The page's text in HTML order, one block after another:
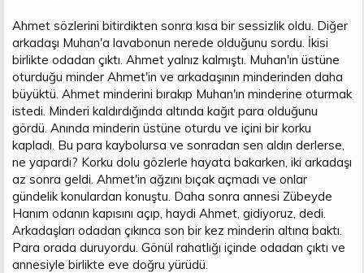
Ahmet sözlerini bitirdikten sonra kısa bir sessizlik oldu. Diğer
arkadaşı Muhan'a lavabonun nerede olduğunu sordu. İkisi
birlikte odadan çıktı. Ahmet yalnız kalmıştı. Muhan'ın üstüne
oturduğu minder Ahmet'in ve arkadaşının minderinden daha
büyüktü. Ahmet minderini bırakıp Muhan'ın minderine oturmak
istedi. Minderi kaldırdığında altında kağıt para olduğunu
gördü. Anında minderin üstüne oturdu ve içini bir korku
kapladı. Bu para kaybolursa ve sonradan sen aldın derlerse,
ne yapardı? Korku dolu gözlerle hayata bakarken, iki arkadaşı
az sonra geldi. Ahmet'in ağzını bıçak açmadı ve onlar
gündelik konulardan konuştu. Daha sonra annesi Zübeyde
Hanım odanın kapısını açıp, haydi Ahmet, gidiyoruz, dedi.
Arkadaşları odadan çıkınca son bir kez minderin altına baktı.
Para orada duruyordu. Gönül rahatlığı içinde odadan çıktı ve
annesiyle birlikte eve doğru yürüdü.